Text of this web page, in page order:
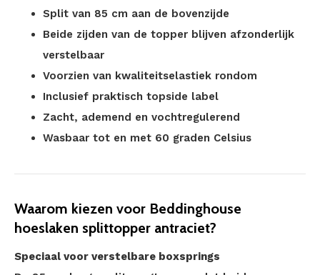
Split van 85 cm aan de bovenzijde
Beide zijden van de topper blijven afzonderlijk
verstelbaar
Voorzien van kwaliteitselastiek rondom
Inclusief praktisch topside label
Zacht, ademend en vochtregulerend
Wasbaar tot en met 60 graden Celsius
Waarom kiezen voor Beddinghouse
hoeslaken splittopper antraciet?
Speciaal voor verstelbare boxsprings